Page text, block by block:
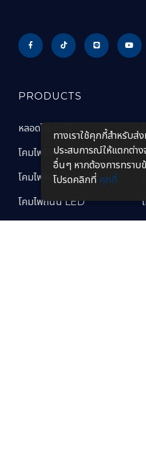
PRODUCTS
หลอดไฟ LED
โคมไฟไฮเบย์ LED
โคมไฟฟลัดไลท์ LED
โคมไฟถนน LED
ทางเราใช้คุกกี้สําหรับส่
ประสบการณ์ให้แตกต่าง
อื่นๆ หากต้องการทราบ
โปรดคลิกที่ คุกกี้